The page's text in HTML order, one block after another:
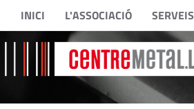
INICI L'ASSOCIACIÓ SERVEIS